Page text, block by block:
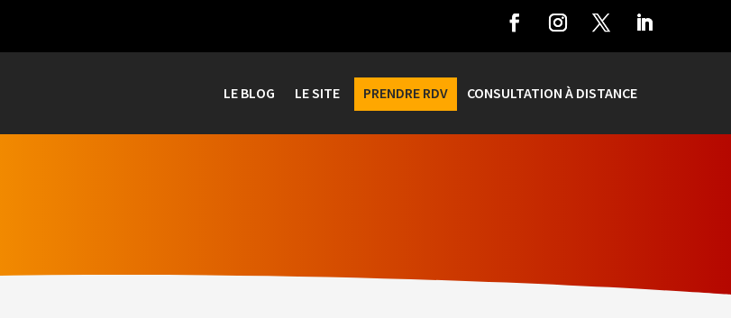
LE BLOG LE SITE PRENDRE RDV CONSULTATION À DISTANCE